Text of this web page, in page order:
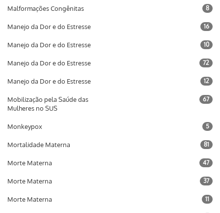
Malformações Congênitas 8
Manejo da Dor e do Estresse 16
Manejo da Dor e do Estresse 10
Manejo da Dor e do Estresse 72
Manejo da Dor e do Estresse 12
Mobilização pela Saúde das
Mulheres no SUS
67
Monkeypox 5
Mortalidade Materna 81
Morte Materna 47
Morte Materna 37
Morte Materna 11